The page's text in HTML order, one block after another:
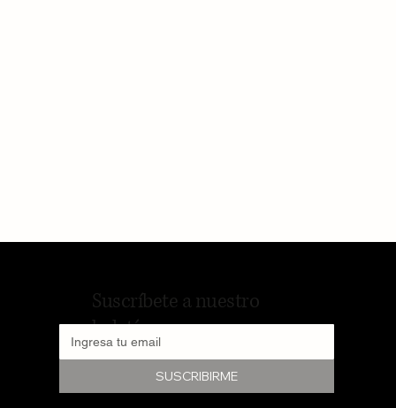
Suscríbete a nuestro
boletín
SUSCRIBIRME